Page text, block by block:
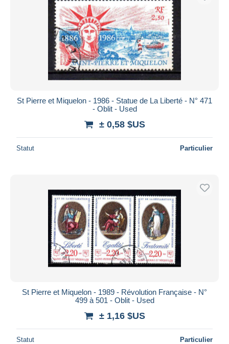
St Pierre et Miquelon - 1986 - Statue de La Liberté - N° 471
- Oblit - Used
± 0,58 $US
Statut Particulier
St Pierre et Miquelon - 1989 - Révolution Française - N°
499 à 501 - Oblit - Used
± 1,16 $US
Statut Particulier